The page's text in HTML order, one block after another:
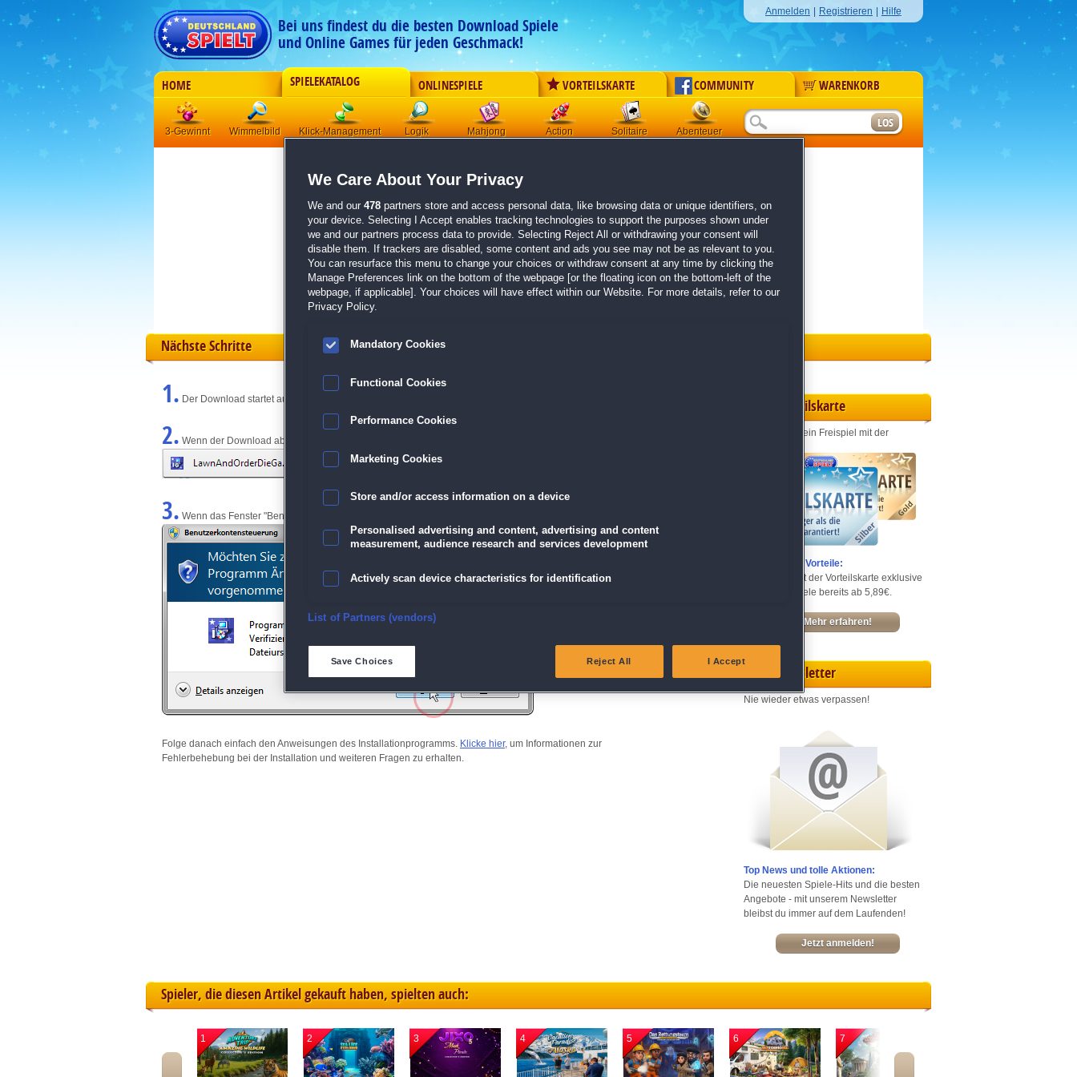
Bei uns findest du die besten Download Spiele
und Online Games für jeden Geschmack!
Anmelden Registrieren Hilfe
HOME SPIELEKATALOG ONLINESPIELE VORTEILSKARTE COMMUNITY WARENKORB
3-Gewinnt Wimmelbild Klick-Management Logik Mahjong Action Solitaire Abenteuer
Der Download wird automatisch gestartet für:
Cursed House 11
Größe 133.0 MB
Einen Moment bitte, dein Spiel wird in5 Sekundenbereitgestellt...
Falls der Download nicht automatisch startet,klicke bitte hier.
Zurück zur Gamepage
Nächste Schritte
1. Der Download startet automatisch und wird am unteren Rand des Browserfensters angezeigt.
2. Wenn der Download abgeschlossen ist, klicke einfach auf die Datei.
3. Wenn das Fenster "Benutzerkontensteuerung" angezeigt wird, klicke auf "Ja" (Bei Windows Vista "Fortsetzen").
Folge danach einfach den Anweisungen des Installationprogramms. Klicke hier, um Informationen zur
Fehlerbehebung bei der Installation und weiteren Fragen zu erhalten.
Vorteilskarte
Jeden Monat ein Freispiel mit der
Entdecke die Vorteile:
Sichere dir mit der Vorteilskarte exklusive
Rabatte – Spiele bereits ab 5,89€.
Mehr erfahren!
Newsletter
Nie wieder etwas verpassen!
Top News und tolle Aktionen:
Die neuesten Spiele-Hits und die besten
Angebote - mit unserem Newsletter
bleibst du immer auf dem Laufenden!
Jetzt anmelden!
Spieler, die diesen Artikel gekauft haben, spielten auch:
1 2 3 4 5 6 7
We Care About Your Privacy
We and our 478 partners store and access personal data, like browsing data or unique identifiers, on
your device. Selecting I Accept enables tracking technologies to support the purposes shown under
we and our partners process data to provide. Selecting Reject All or withdrawing your consent will
disable them. If trackers are disabled, some content and ads you see may not be as relevant to you.
You can resurface this menu to change your choices or withdraw consent at any time by clicking the
Manage Preferences link on the bottom of the webpage [or the floating icon on the bottom-left of the
webpage, if applicable]. Your choices will have effect within our Website. For more details, refer to our
Privacy Policy.
Mandatory Cookies
Functional Cookies
Performance Cookies
Marketing Cookies
Store and/or access information on a device
Personalised advertising and content, advertising and content
measurement, audience research and services development
Actively scan device characteristics for identification
Ensure security, prevent and detect fraud, and fix errors
Match and combine data from other data sources
List of Partners (vendors)
Save Choices Reject All I Accept